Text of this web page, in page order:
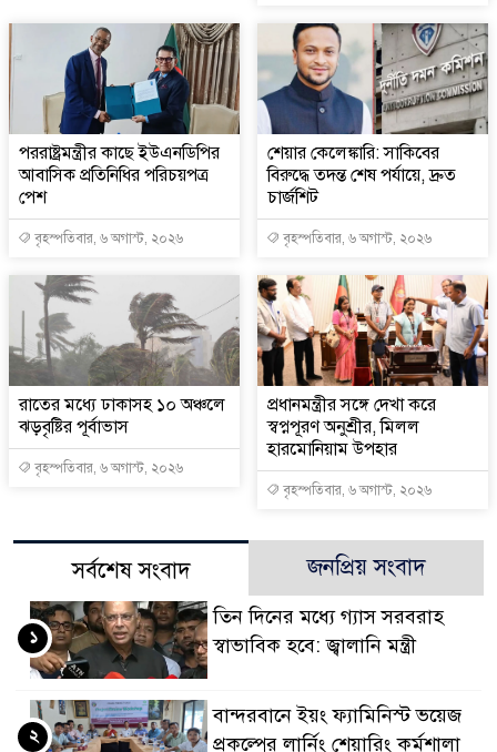
পররাষ্ট্রমন্ত্রীর কা‌ছে ইউএনডিপির
আবাসিক প্রতিনিধির পরিচয়পত্র
পেশ
বৃহস্পতিবার, ৬ অগাস্ট, ২০২৬
শেয়ার কেলেঙ্কারি: সাকিবের
বিরুদ্ধে তদন্ত শেষ পর্যায়ে, দ্রুত
চার্জশিট
বৃহস্পতিবার, ৬ অগাস্ট, ২০২৬
রাতের মধ্যে ঢাকাসহ ১০ অঞ্চলে
ঝড়বৃষ্টির পূর্বাভাস
বৃহস্পতিবার, ৬ অগাস্ট, ২০২৬
প্রধানমন্ত্রীর সঙ্গে দেখা করে
স্বপ্নপূরণ অনুশ্রীর, মিলল
হারমোনিয়াম উপহার
বৃহস্পতিবার, ৬ অগাস্ট, ২০২৬
সর্বশেষ সংবাদ জনপ্রিয় সংবাদ
তিন দিনের মধ্যে গ্যাস সরবরাহ
স্বাভাবিক হবে: জ্বালানি মন্ত্রী
১
বান্দরবানে ইয়ং ফ্যামিনিস্ট ভয়েজ
প্রকল্পের লার্নিং শেয়ারিং কর্মশালা
২